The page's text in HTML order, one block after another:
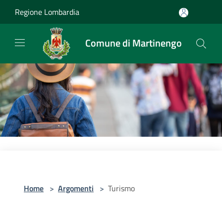
Regione Lombardia
Comune di Martinengo
Home > Argomenti > Turismo